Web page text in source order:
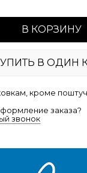
В КОРЗИНУ
В ОДИН
кроме
заказа?
звонок